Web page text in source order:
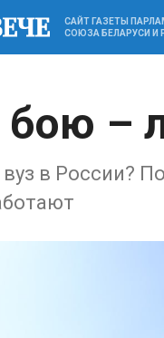
САЙТ ГАЗЕТЫ
СОЮЗА БЕЛАРУСИ И
–
в России?